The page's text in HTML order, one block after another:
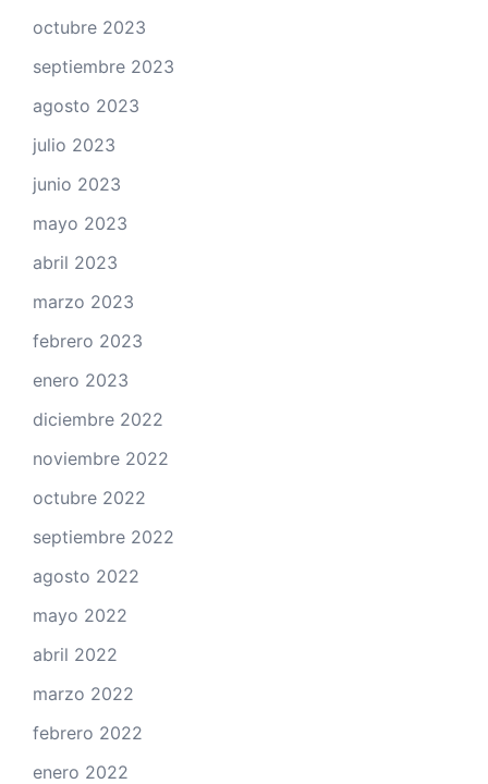
octubre 2023
septiembre 2023
agosto 2023
julio 2023
junio 2023
mayo 2023
abril 2023
marzo 2023
febrero 2023
enero 2023
diciembre 2022
noviembre 2022
octubre 2022
septiembre 2022
agosto 2022
mayo 2022
abril 2022
marzo 2022
febrero 2022
enero 2022